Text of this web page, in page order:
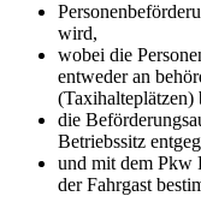
wird,
wobei die
entweder an
(Taxihalteplätzen)
die
Betriebssitz
und mit dem Pkw
der Fahrgast